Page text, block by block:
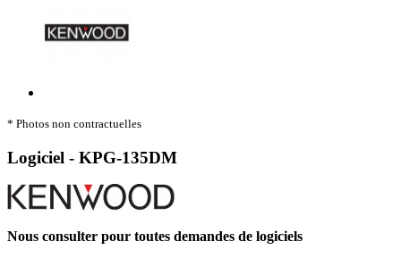
* Photos non contractuelles
Logiciel - KPG-135DM
Nous consulter pour toutes demandes de logiciels